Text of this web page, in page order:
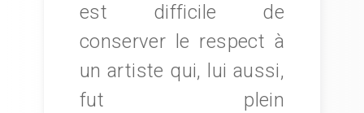
est difficile de
conserver le respect à
un artiste qui, lui aussi,
fut plein